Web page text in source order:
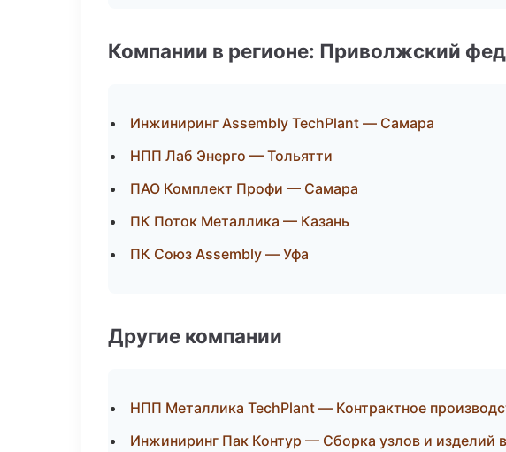
Компании в регионе: Приволжский
Инжиниринг Assembly TechPlant — Самара
НПП Лаб Энерго — Тольятти
ПАО Комплект Профи — Самара
ПК Поток Металлика — Казань
ПК Союз Assembly — Уфа
Другие компании
НПП Металлика TechPlant — Контрактное
Инжиниринг Пак Контур — Сборка узлов и